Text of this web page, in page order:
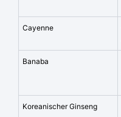
Cayenne
Banaba
Koreanischer Ginseng